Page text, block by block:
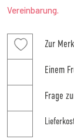
Vereinbarung.
Zur
Einem
Frage